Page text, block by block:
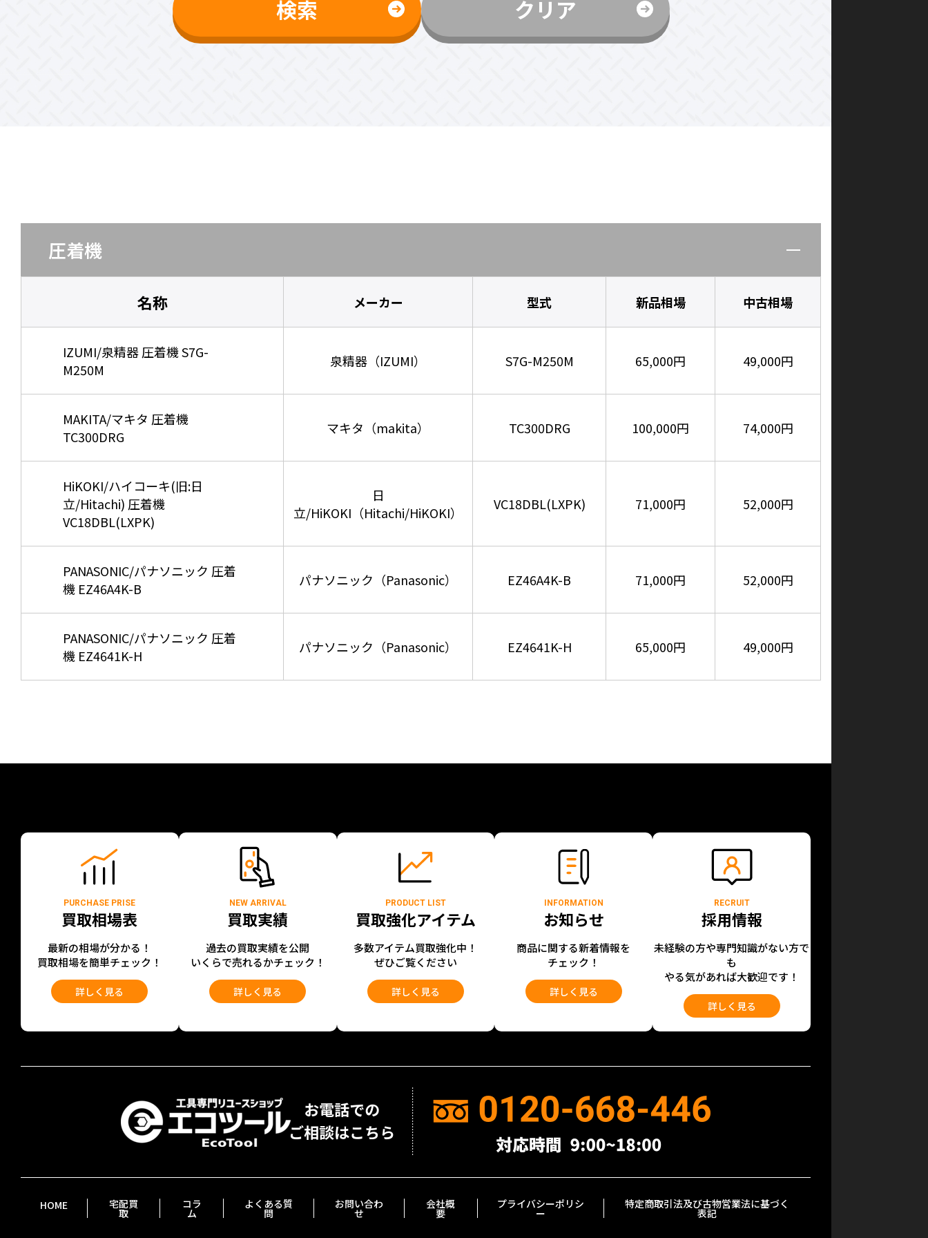
検索 クリア
圧着機
名称 メーカー 型式 新品相場 中古相場
IZUMI/泉精器 圧着機 S7G-
M250M
泉精器（IZUMI） S7G-M250M 65,000円 49,000円
MAKITA/マキタ 圧着機
TC300DRG
マキタ（makita） TC300DRG 100,000円 74,000円
HiKOKI/ハイコーキ(旧:日
立/Hitachi) 圧着機
VC18DBL(LXPK)
日
立/HiKOKI（Hitachi/HiKOKI）
VC18DBL(LXPK) 71,000円 52,000円
PANASONIC/パナソニック 圧着
機 EZ46A4K-B
パナソニック（Panasonic） EZ46A4K-B 71,000円 52,000円
PANASONIC/パナソニック 圧着
機 EZ4641K-H
パナソニック（Panasonic） EZ4641K-H 65,000円 49,000円
PURCHASE PRISE
買取相場表
最新の相場が分かる！
買取相場を簡単チェック！
詳しく見る
NEW ARRIVAL
買取実績
過去の買取実績を公開
いくらで売れるかチェック！
詳しく見る
PRODUCT LIST
買取強化アイテム
多数アイテム買取強化中！
ぜひご覧ください
詳しく見る
INFORMATION
お知らせ
商品に関する新着情報を
チェック！
詳しく見る
RECRUIT
採用情報
未経験の方や専門知識がない方で
も
やる気があれば大歓迎です！
詳しく見る
HOME 宅配買
取
コラ
ム
よくある質
問
お問い合わ
せ
会社概
要
プライバシーポリシ
ー
特定商取引法及び古物営業法に基づく
表記